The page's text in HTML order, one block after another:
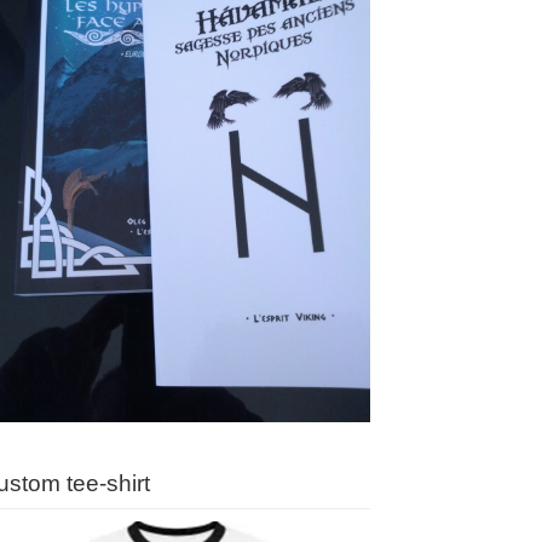
tee-shirt